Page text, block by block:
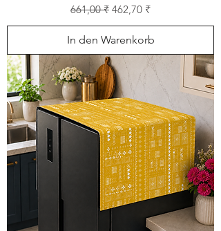
Standardpreis
661,00 ₹ Sale-Preis
462,70 ₹
In den Warenkorb